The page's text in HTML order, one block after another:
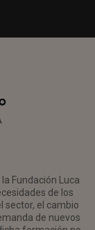
Fundación Luca
de los
sector, el cambio
de nuevos